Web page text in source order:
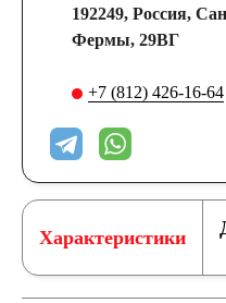
192249, Россия,
Фермы, 29ВГ
+7 (812) 426-16-64
Характеристики